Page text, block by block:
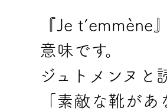
『Je
意味です。
ジュトメンヌと
「素敵な靴が